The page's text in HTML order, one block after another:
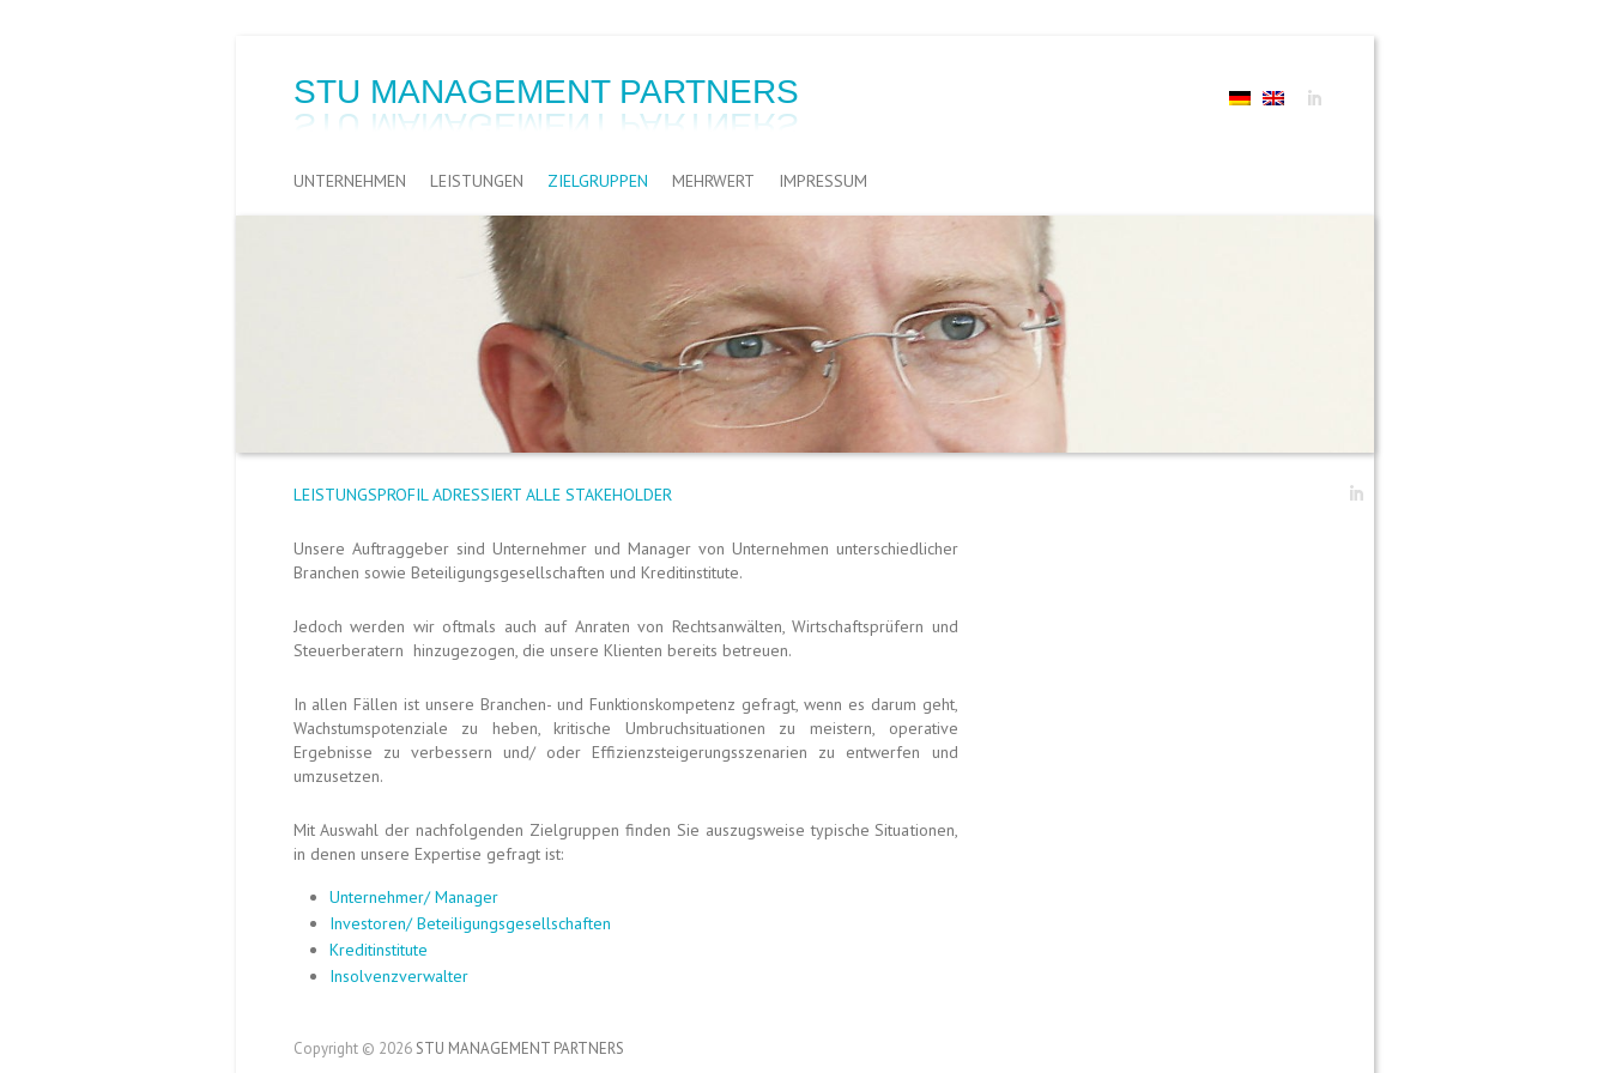
STU MANAGEMENT PARTNERS
UNTERNEHMEN LEISTUNGEN ZIELGRUPPEN MEHRWERT IMPRESSUM
LEISTUNGSPROFIL ADRESSIERT ALLE STAKEHOLDER
Unsere Auftraggeber sind Unternehmer und Manager von Unternehmen unter­schied­licher
Branchen sowie Be­tei­ligungs­gesellschaften und Kreditinstitute.
Jedoch werden wir oftmals auch auf Anraten von Rechts­anwälten, Wirtschafts­prüfern und
Steuer­beratern hinzu­gezogen, die unsere Klienten bereits betreuen.
In allen Fällen ist unsere Branchen- und Funktions­kompetenz gefragt, wenn es darum geht,
Wachstums­potenziale zu heben, kritische Umbruch­situationen zu meistern, operative
Ergebnisse zu verbessern und/ oder Effizienz­steigerungs­szenarien zu entwerfen und
umzusetzen.
Mit Auswahl der nachfolgenden Ziel­gruppen finden Sie aus­zugs­weise typische Situationen,
in denen unsere Expertise gefragt ist:
Unternehmer/ Manager
Investoren/ Beteiligungsgesellschaften
Kreditinstitute
Insolvenzverwalter
Copyright © 2026 STU MANAGEMENT PARTNERS